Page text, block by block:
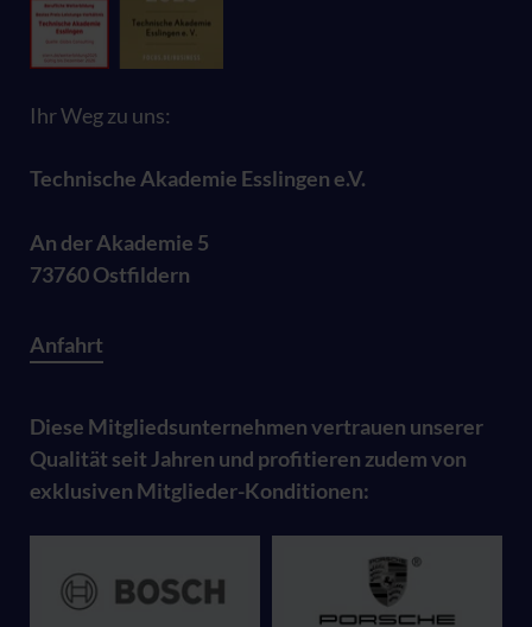
Ihr Weg zu uns:
Technische Akademie Esslingen e.V.
An der Akademie 5
73760 Ostfildern
Anfahrt
Diese Mitgliedsunternehmen vertrauen unserer
Qualität seit Jahren und profitieren zudem von
exklusiven Mitglieder-Konditionen: